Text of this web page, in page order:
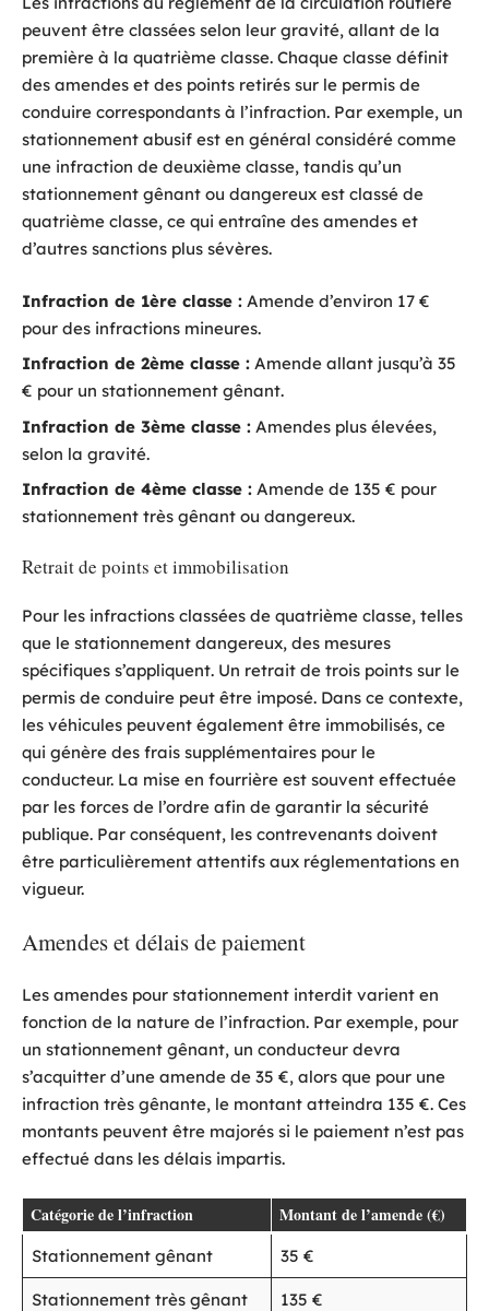
peuvent être classées selon leur gravité, allant de la
première à la quatrième classe. Chaque classe définit
des amendes et des points retirés sur le permis de
conduire correspondants à l’infraction. Par exemple, un
stationnement abusif est en général considéré comme
une infraction de deuxième classe, tandis qu’un
stationnement gênant ou dangereux est classé de
quatrième classe, ce qui entraîne des amendes et
d’autres sanctions plus sévères.
Infraction de 1ère classe : Amende d’environ 17 €
pour des infractions mineures.
Infraction de 2ème classe : Amende allant jusqu’à 35
€ pour un stationnement gênant.
Infraction de 3ème classe : Amendes plus élevées,
selon la gravité.
Infraction de 4ème classe : Amende de 135 € pour
stationnement très gênant ou dangereux.
Retrait de points et immobilisation
Pour les infractions classées de quatrième classe, telles
que le stationnement dangereux, des mesures
spécifiques s’appliquent. Un retrait de trois points sur le
permis de conduire peut être imposé. Dans ce contexte,
les véhicules peuvent également être immobilisés, ce
qui génère des frais supplémentaires pour le
conducteur. La mise en fourrière est souvent effectuée
par les forces de l’ordre afin de garantir la sécurité
publique. Par conséquent, les contrevenants doivent
être particulièrement attentifs aux réglementations en
vigueur.
Amendes et délais de paiement
Les amendes pour stationnement interdit varient en
fonction de la nature de l’infraction. Par exemple, pour
un stationnement gênant, un conducteur devra
s’acquitter d’une amende de 35 €, alors que pour une
infraction très gênante, le montant atteindra 135 €. Ces
montants peuvent être majorés si le paiement n’est pas
effectué dans les délais impartis.
Catégorie de l’infraction Montant de l’amende (€)
Stationnement gênant 35 €
Stationnement très gênant 135 €